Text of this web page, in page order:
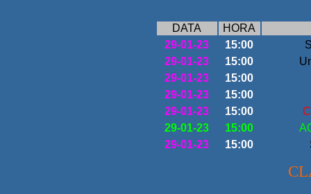
DATA
HORA
29-01-23
15:00
29-01-23
15:00
29-01-23
15:00
29-01-23
15:00
29-01-23
15:00
29-01-23
15:00
29-01-23
15:00